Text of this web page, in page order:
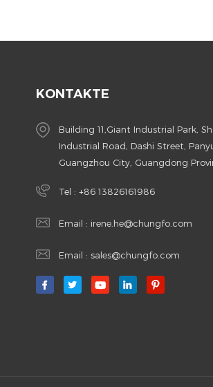
KONTAKTE
Building 11,Giant Industrial Park,
Industrial Road, Dashi Street,
Guangzhou City, Guangdong
Tel : +86 13826161986
Email : irene.he@chungfo.com
Email : sales@chungfo.com